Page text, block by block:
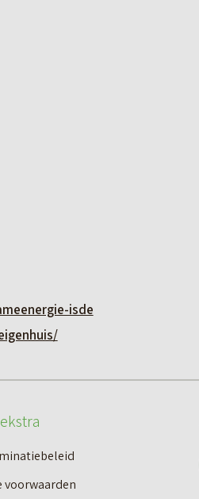
isde
voorwaarden